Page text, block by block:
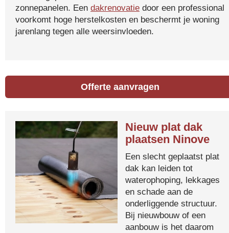
zonnepanelen. Een dakrenovatie door een professional
voorkomt hoge herstelkosten en beschermt je woning
jarenlang tegen alle weersinvloeden.
Offerte aanvragen
Nieuw plat dak
plaatsen Ninove
Een slecht geplaatst plat
dak kan leiden tot
waterophoping, lekkages
en schade aan de
onderliggende structuur.
Bij nieuwbouw of een
aanbouw is het daarom